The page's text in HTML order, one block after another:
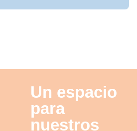
Un espacio
para
nuestros